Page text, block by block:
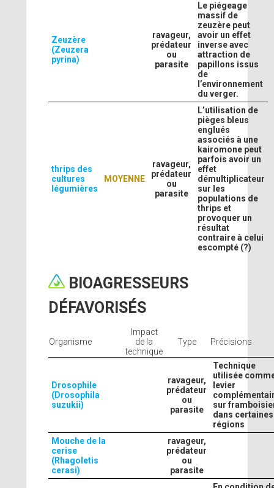
Zeuzère
(Zeuzera
pyrina)
ravageur,
prédateur
ou
parasite
Le piégeage
massif de
zeuzère peut
avoir un effet
inverse avec
attraction de
papillons issus
de
l’environnement
du verger.
thrips des
cultures
légumières
MOYENNE
ravageur,
prédateur
ou
parasite
L’utilisation de
pièges bleus
englués
associés à une
kairomone peut
parfois avoir un
effet
démultiplicateur
sur les
populations de
thrips et
provoquer un
résultat
contraire à celui
escompté (?)
BIOAGRESSEURS
DÉFAVORISÉS
Organisme
Impact
de la
technique
Type Précisions
Drosophile
(Drosophila
suzukii)
ravageur,
prédateur
ou
parasite
Technique
utilisée
levier
sur
dans certaines
régions
Mouche de la
cerise
(Rhagoletis
cerasi)
ravageur,
prédateur
ou
parasite